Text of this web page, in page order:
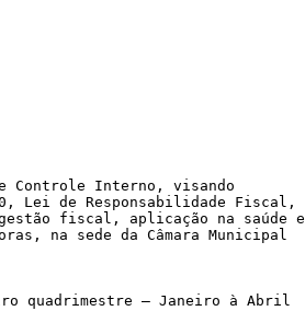
Controle Interno, visando
Lei de Responsabilidade Fiscal,
gestão fiscal, aplicação na saúde e
na sede da Câmara Municipal
quadrimestre – Janeiro à Abril